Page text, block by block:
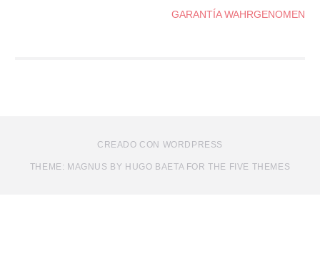
GARANTÍA WAHRGENOMEN
CREADO CON WORDPRESS
THEME: MAGNUS BY HUGO BAETA FOR THE FIVE THEMES